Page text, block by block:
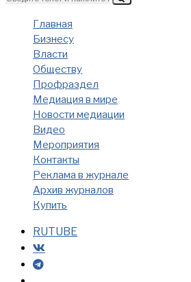
Главная
Бизнесу
Власти
Обществу
Профраздел
Медиация в мире
Новости медиации
Видео
Мероприятия
Контакты
Реклама в журнале
Архив журналов
Купить
RUTUBE